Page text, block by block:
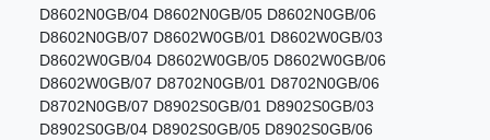
D8602N0GB/04 D8602N0GB/05 D8602N0GB/06
D8602N0GB/07 D8602W0GB/01 D8602W0GB/03
D8602W0GB/04 D8602W0GB/05 D8602W0GB/06
D8602W0GB/07 D8702N0GB/01 D8702N0GB/06
D8702N0GB/07 D8902S0GB/01 D8902S0GB/03
D8902S0GB/04 D8902S0GB/05 D8902S0GB/06